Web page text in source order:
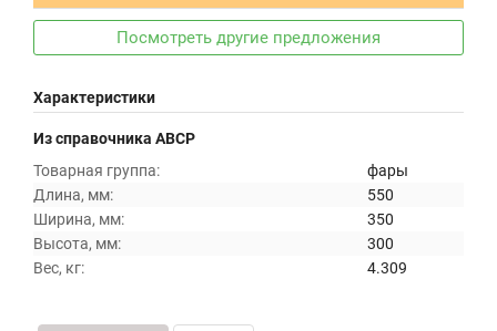
Посмотреть другие предложения
Характеристики
Из справочника ABCP
Товарная группа:
фары
Длина, мм:
550
Ширина, мм:
350
Высота, мм:
300
Вес, кг:
4.309